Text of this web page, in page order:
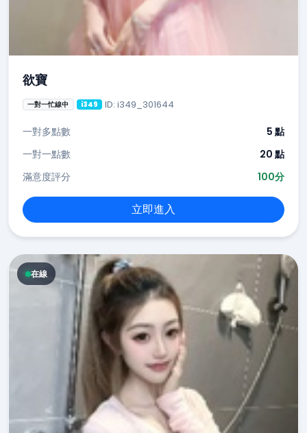
欲寶
一對一忙線中 i349 ID: i349_301644
一對多點數
5 點
一對一點數
20 點
滿意度評分
100分
立即進入
在線